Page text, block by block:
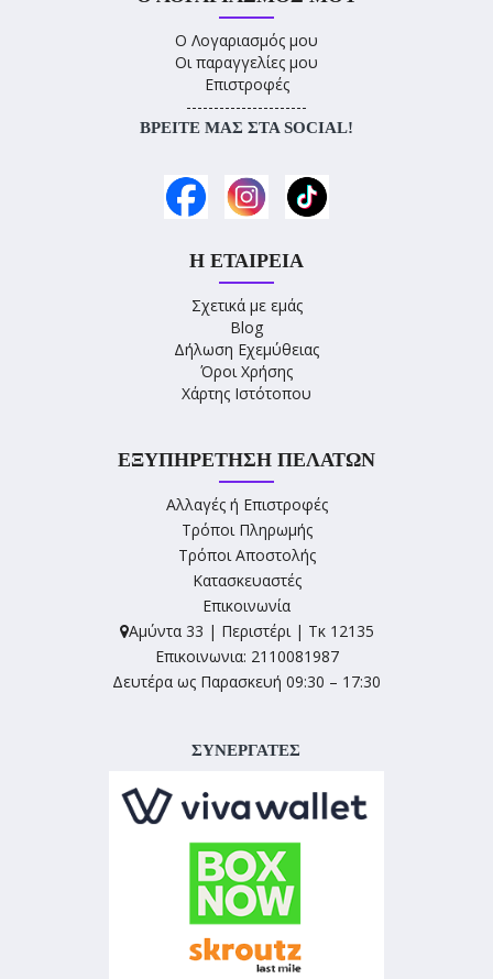
Ο Λογαριασμός μου
Οι παραγγελίες μου
Επιστροφές
----------------------
ΒΡΕΊΤΕ ΜΑΣ ΣΤΑ SOCIAL!
Η ΕΤΑΙΡΕΊΑ
Σχετικά με εμάς
Blog
Δήλωση Εχεμύθειας
Όροι Χρήσης
Χάρτης Ιστότοπου
ΕΞΥΠΗΡΈΤΗΣΗ ΠΕΛΑΤΏΝ
Αλλαγές ή Επιστροφές
Τρόποι Πληρωμής
Τρόποι Αποστολής
Κατασκευαστές
Επικοινωνία
Αμύντα 33 | Περιστέρι | Τκ 12135
Επικοινωνια: 2110081987
Δευτέρα ως Παρασκευή 09:30 – 17:30
ΣΥΝΕΡΓΑΤΕΣ